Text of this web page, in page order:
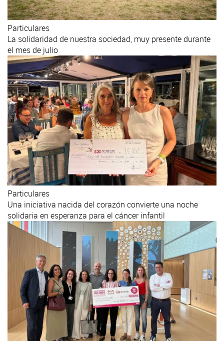
Particulares
La solidaridad de nuestra sociedad, muy presente durante
el mes de julio
Particulares
Una iniciativa nacida del corazón convierte una noche
solidaria en esperanza para el cáncer infantil